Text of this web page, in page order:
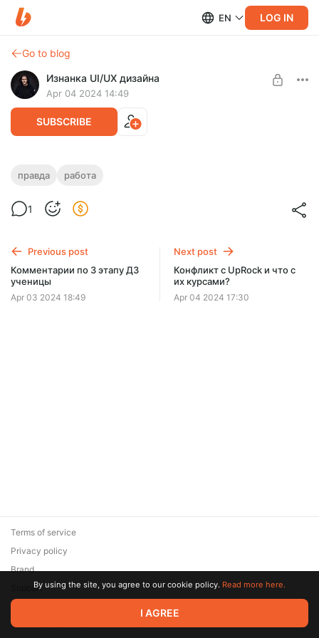
EN LOG IN
Go to blog
Изнанка UI/UX дизайна
Apr 04 2024 14:49
SUBSCRIBE
UI/UX-дизайнер: вакансия vs
Что пишут в вакансиях работодатели на должность
правда работа
1
Previous post
Комментарии по 3 этапу ДЗ
ученицы
Apr 03 2024 18:49
Next post
Конфликт с UpRock и что с
их курсами?
Apr 04 2024 17:30
© 2026 Zaya Solutions Limited. All rights reserved. All trademarks
are the property of their respective owners.
Terms of service
Privacy policy
Brand
SupportBy using the site, you agree to our cookie policy. Read more here.
I AGREE